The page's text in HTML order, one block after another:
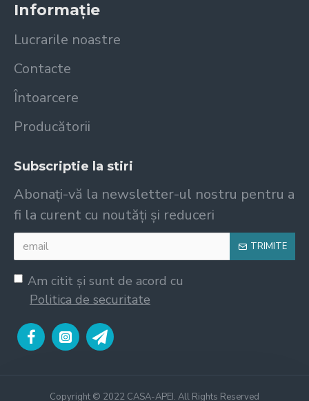
Informație
Lucrarile noastre
Contacte
Întoarcere
Producătorii
Subscriptie la stiri
Abonați-vă la newsletter-ul nostru pentru a
fi la curent cu noutăți și reduceri
TRIMITE
Am citit şi sunt de acord cu
Politica de securitate
Copyright © 2022 CASA-APEI. All Rights Reserved